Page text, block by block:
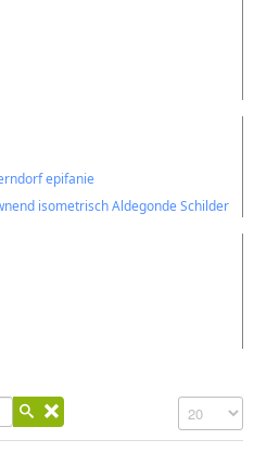
epifanie
isometrischAldegondeSchilder
Toon #